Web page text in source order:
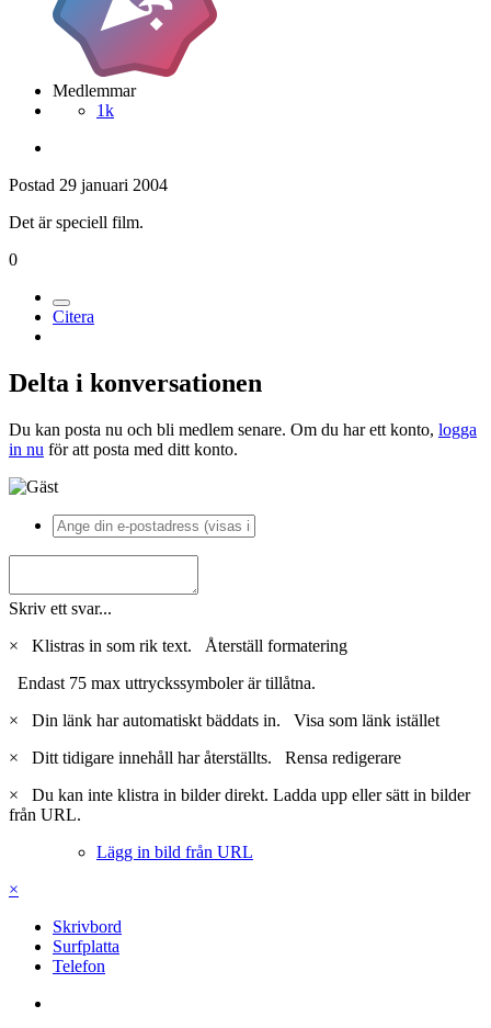
Medlemmar
1k
Postad 29 januari 2004
Det är speciell film.
0
Citera
Delta i konversationen
Du kan posta nu och bli medlem senare. Om du har ett konto, logga
in nu för att posta med ditt konto.
Skriv ett svar...
×
Klistras in som rik text. Återställ formatering
Endast 75 max uttryckssymboler är tillåtna.
×
Din länk har automatiskt bäddats in. Visa som länk istället
×
Ditt tidigare innehåll har återställts. Rensa redigerare
×
Du kan inte klistra in bilder direkt. Ladda upp eller sätt in bilder
från URL.
Lägg in bild från URL
×
Skrivbord
Surfplatta
Telefon